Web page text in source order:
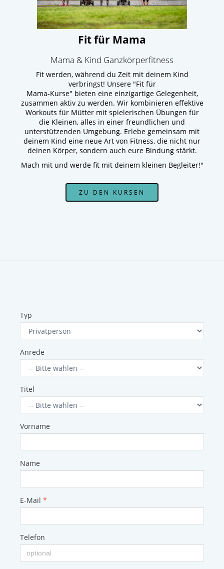
Fit für Mama
Mama & Kind Ganzkörperfitness
Fit werden, während du Zeit mit deinem Kind
verbringst! Unsere "Fit für
Mama-Kurse" bieten eine einzigartige Gelegenheit,
zusammen aktiv zu werden. Wir kombinieren effektive
Workouts für Mütter mit spielerischen Übungen für
die Kleinen, alles in einer freundlichen und
unterstützenden Umgebung. Erlebe gemeinsam mit
deinem Kind eine neue Art von Fitness, die nicht nur
deinen Körper, sondern auch eure Bindung stärkt.
Mach mit und werde fit mit deinem kleinen Begleiter!"
ZU DEN KURSEN
Typ
Anrede
Titel
Vorname
Name
E-Mail *
Telefon